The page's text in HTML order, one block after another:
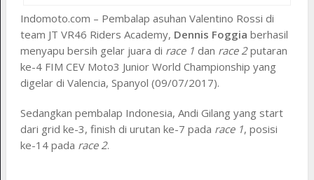
Indomoto.com – Pembalap asuhan Valentino Rossi di
team JT VR46 Riders Academy, Dennis Foggia berhasil
menyapu bersih gelar juara di race 1 dan race 2putaran
ke-4 FIM CEV Moto3 Junior World Championship yang
digelar di Valencia, Spanyol (09/07/2017).
Sedangkan pembalap Indonesia, Andi Gilang yang start
dari grid ke-3, finish di urutan ke-7 pada race 1, posisi
ke-14 pada race 2.